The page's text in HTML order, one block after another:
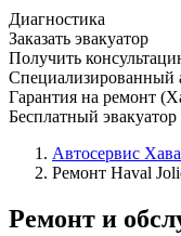
Диагностика
Заказать эвакуатор
Получить
Специализированный
Гарантия на ремонт
Бесплатный
Автосервис
Ремонт Haval
Ремонт и